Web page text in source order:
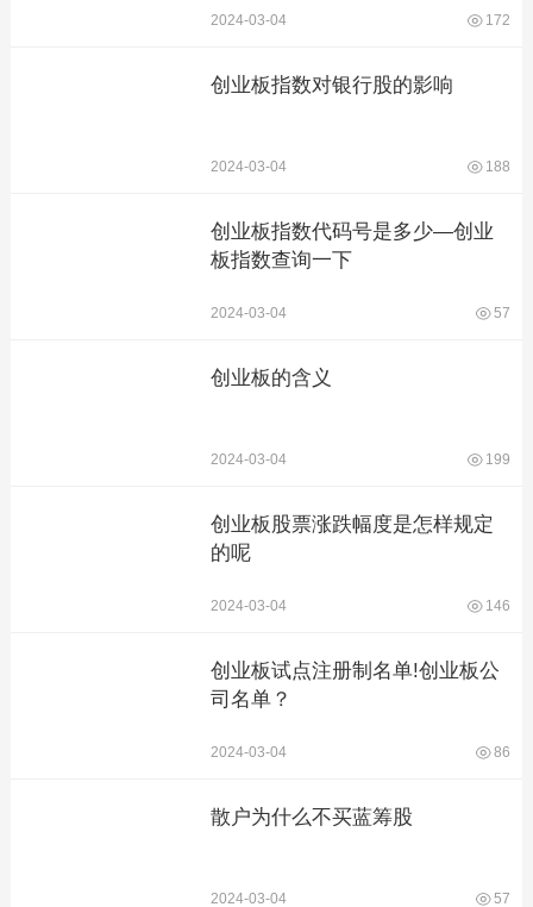
2024-03-04 172
创业板指数对银行股的影响
2024-03-04 188
创业板指数代码号是多少—创业
板指数查询一下
2024-03-04 57
创业板的含义
2024-03-04 199
创业板股票涨跌幅度是怎样规定
的呢
2024-03-04 146
创业板试点注册制名单!创业板公
司名单？
2024-03-04 86
散户为什么不买蓝筹股
2024-03-04 57